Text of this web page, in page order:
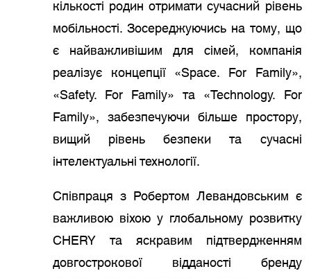
кількості родин отримати сучасний рівень
мобільності. Зосереджуючись на тому, що
є найважливішим для сімей, компанія
реалізує концепції «Space. For Family»,
«Safety. For Family» та «Technology. For
Family», забезпечуючи більше простору,
вищий рівень безпеки та сучасні
інтелектуальні технології.
Співпраця з Робертом Левандовським є
важливою віхою у глобальному розвитку
CHERY та яскравим підтвердженням
довгострокової відданості бренду